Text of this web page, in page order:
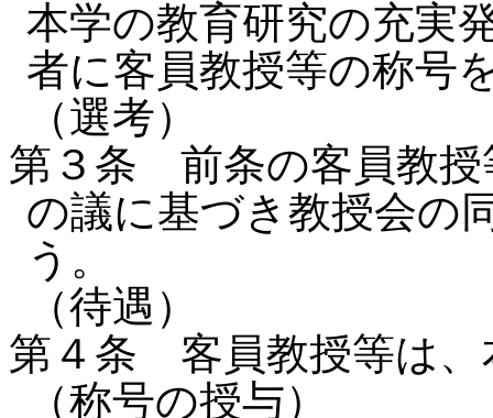
本学の教育研究の充実
者に客員教授等の称号
（選考）
第３条 前条の客員教授
の議に基づき教授会の
う。
（待遇）
第４条 客員教授等は、
（称号の授与）